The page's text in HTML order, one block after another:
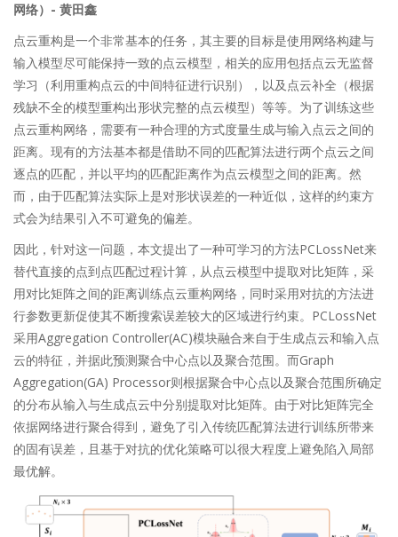
网络）- 黄田鑫
点云重构是一个非常基本的任务，其主要的目标是使用网络构建与
输入模型尽可能保持一致的点云模型，相关的应用包括点云无监督
学习（利用重构点云的中间特征进行识别），以及点云补全（根据
残缺不全的模型重构出形状完整的点云模型）等等。为了训练这些
点云重构网络，需要有一种合理的方式度量生成与输入点云之间的
距离。现有的方法基本都是借助不同的匹配算法进行两个点云之间
逐点的匹配，并以平均的匹配距离作为点云模型之间的距离。然
而，由于匹配算法实际上是对形状误差的一种近似，这样的约束方
式会为结果引入不可避免的偏差。
因此，针对这一问题，本文提出了一种可学习的方法PCLossNet来
替代直接的点到点匹配过程计算，从点云模型中提取对比矩阵，采
用对比矩阵之间的距离训练点云重构网络，同时采用对抗的方法进
行参数更新促使其不断搜索误差较大的区域进行约束。PCLossNet
采用Aggregation Controller(AC)模块融合来自于生成点云和输入点
云的特征，并据此预测聚合中心点以及聚合范围。而Graph
Aggregation(GA) Processor则根据聚合中心点以及聚合范围所确定
的分布从输入与生成点云中分别提取对比矩阵。由于对比矩阵完全
依据网络进行聚合得到，避免了引入传统匹配算法进行训练所带来
的固有误差，且基于对抗的优化策略可以很大程度上避免陷入局部
最优解。